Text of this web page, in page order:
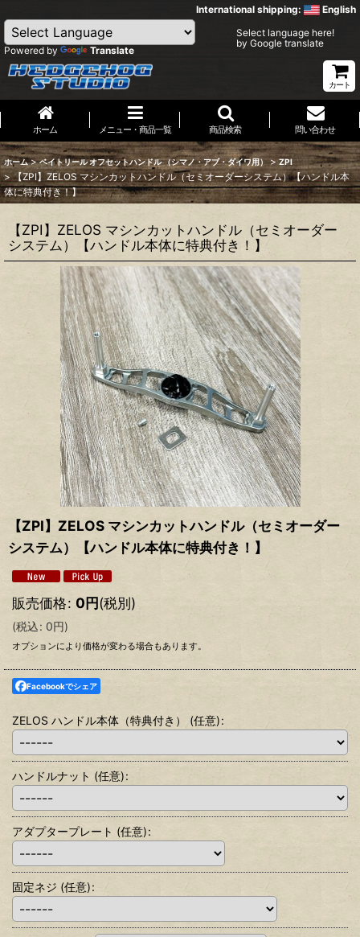
International shipping: English
Powered by Translate
Select language here!
by Google translate
カート
ホーム メニュー・商品一覧 商品検索 問い合わせ
ホーム > ベイトリール オフセットハンドル （シマノ・アブ・ダイワ用） > ZPI
> 【ZPI】ZELOS マシンカットハンドル（セミオーダーシステム）【ハンドル本
体に特典付き！】
【ZPI】ZELOS マシンカットハンドル（セミオーダー
システム）【ハンドル本体に特典付き！】
【ZPI】ZELOS マシンカットハンドル（セミオーダー
システム）【ハンドル本体に特典付き！】
販売価格: 0円(税別)
(税込: 0円)
オプションにより価格が変わる場合もあります。
Facebookでシェア
ZELOS ハンドル本体（特典付き） (任意):
ハンドルナット (任意):
アダプタープレート (任意):
固定ネジ (任意):